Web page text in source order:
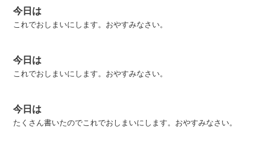
今日は
これでおしまいにします。おやすみなさい。
今日は
これでおしまいにします。おやすみなさい。
今日は
たくさん書いたのでこれでおしまいにします。おやすみなさい。